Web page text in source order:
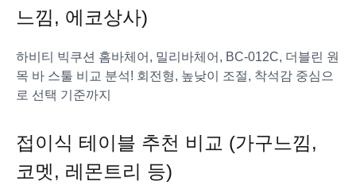
느낌, 에코상사)
하비티 빅쿠션 홈바체어, 밀리바체어, BC-012C, 더블린 원
목 바 스툴 비교 분석! 회전형, 높낮이 조절, 착석감 중심으
로 선택 기준까지
접이식 테이블 추천 비교 (가구느낌,
코멧, 레몬트리 등)